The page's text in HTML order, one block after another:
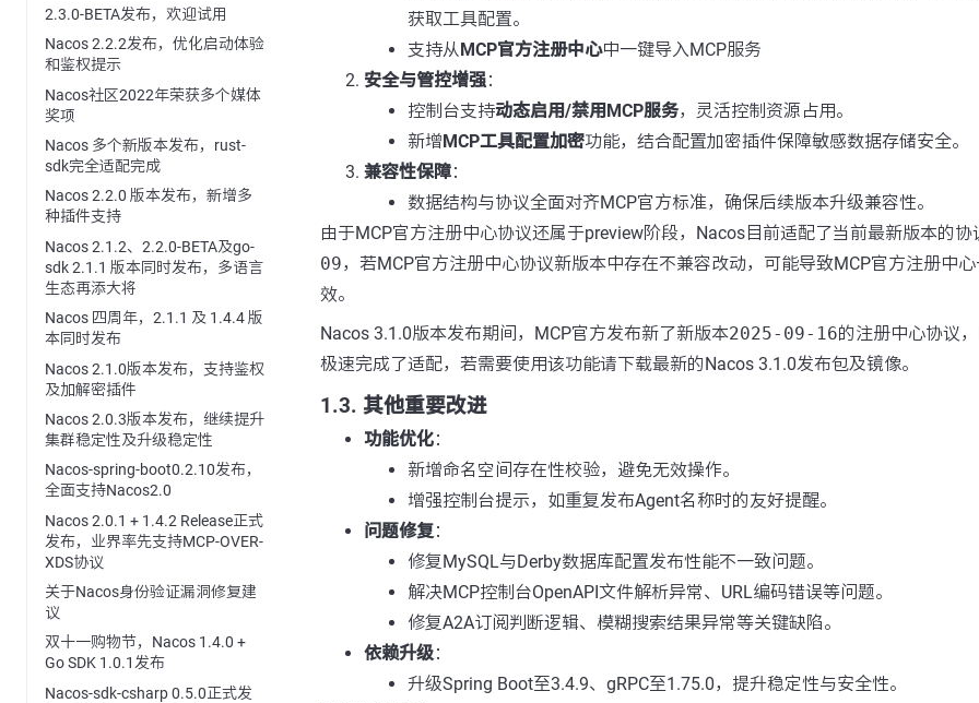
2.3.0-BETA发布，欢迎试用
Nacos 2.2.2发布，优化启动体验
和鉴权提示
Nacos社区2022年荣获多个媒体
奖项
Nacos 多个新版本发布，rust-
sdk完全适配完成
Nacos 2.2.0 版本发布，新增多
种插件支持
Nacos 2.1.2、2.2.0-BETA及go-
sdk 2.1.1 版本同时发布，多语言
生态再添大将
Nacos 四周年，2.1.1 及 1.4.4 版
本同时发布
Nacos 2.1.0版本发布，支持鉴权
及加解密插件
Nacos 2.0.3版本发布，继续提升
集群稳定性及升级稳定性
Nacos-spring-boot0.2.10发布，
全面支持Nacos2.0
Nacos 2.0.1 + 1.4.2 Release正式
发布，业界率先支持MCP-OVER-
XDS协议
关于Nacos身份验证漏洞修复建
议
双十一购物节，Nacos 1.4.0 +
Go SDK 1.0.1发布
Nacos-sdk-csharp 0.5.0正式发
获取工具配置。
支持从MCP官方注册中心中一键导入MCP服务
安全与管控增强：
控制台支持动态启用/禁用MCP服务，灵活控制资源占用。
新增MCP工具配置加密功能，结合配置加密插件保障敏感数据存储安全。
兼容性保障：
数据结构与协议全面对齐MCP官方标准，确保后续版本升级兼容性。
由于MCP官方注册中心协议还属于preview阶段，Nacos目前适配了当前最新版本的协
09，若MCP官方注册中心协议新版本中存在不兼容改动，可能导致MCP官方注册中
效。
Nacos 3.1.0版本发布期间，MCP官方发布新了新版本2025-09-16的注册中心协议
极速完成了适配，若需要使用该功能请下载最新的Nacos 3.1.0发布包及镜像。
1.3. 其他重要改进
功能优化：
新增命名空间存在性校验，避免无效操作。
增强控制台提示，如重复发布Agent名称时的友好提醒。
问题修复：
修复MySQL与Derby数据库配置发布性能不一致问题。
解决MCP控制台OpenAPI文件解析异常、URL编码错误等问题。
修复A2A订阅判断逻辑、模糊搜索结果异常等关键缺陷。
依赖升级：
升级Spring Boot至3.4.9、gRPC至1.75.0，提升稳定性与安全性。